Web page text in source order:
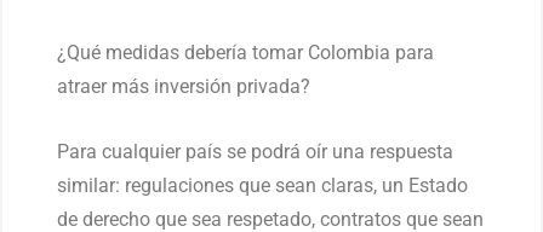
¿Qué medidas debería tomar Colombia para
atraer más inversión privada?
Para cualquier país se podrá oír una respuesta
similar: regulaciones que sean claras, un Estado
de derecho que sea respetado, contratos que sean